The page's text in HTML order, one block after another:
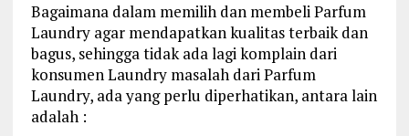
Bagaimana dalam memilih dan membeli Parfum
Laundry agar mendapatkan kualitas terbaik dan
bagus, sehingga tidak ada lagi komplain dari
konsumen Laundry masalah dari Parfum
Laundry, ada yang perlu diperhatikan, antara lain
adalah :